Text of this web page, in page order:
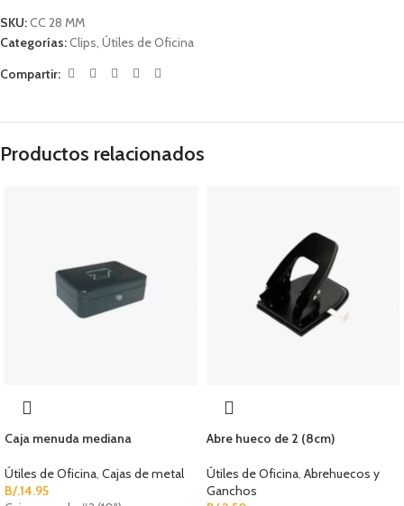
SKU:CC 28 MM
Categorías:Clips, Útiles de Oficina
Compartir:
Productos relacionados
Caja menuda mediana
Útiles de Oficina, Cajas de metal
B/.14.95
Abre hueco de 2 (8cm)
Útiles de Oficina, Abrehuecos y
Ganchos